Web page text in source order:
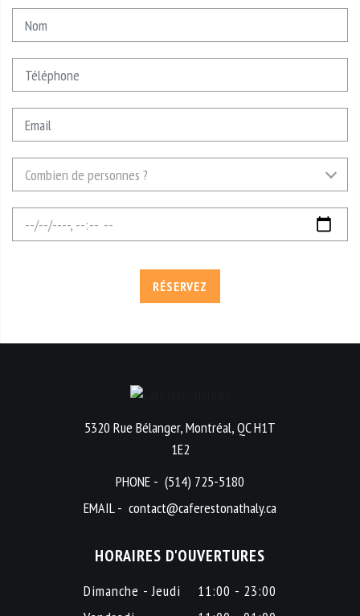
Combien
de
personnes
Combien de personnes ?
RÉSERVEZ
5320 Rue Bélanger, Montréal, QC H1T
1E2
PHONE - (514) 725-5180
EMAIL - contact@caferestonathaly.ca
HORAIRES D'OUVERTURES
Dimanche - Jeudi
11:00 - 23:00